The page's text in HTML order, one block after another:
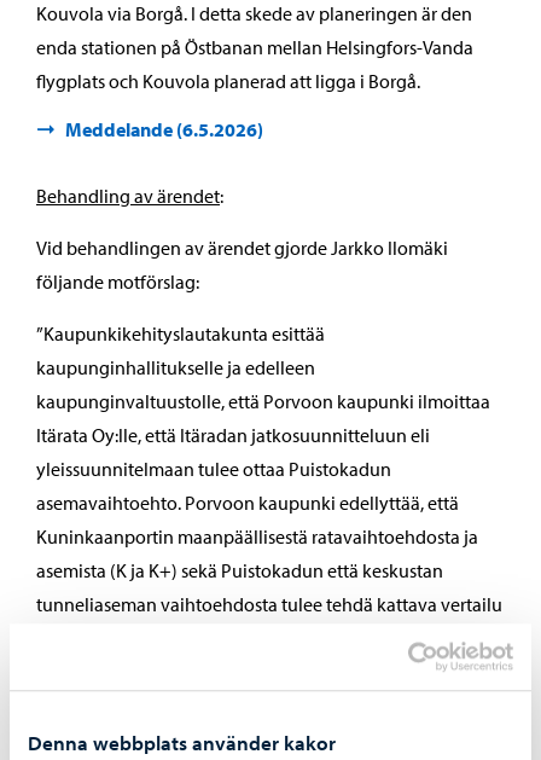
Denna webbplats använder kakor
Kouvola via Borgå. I detta skede av planeringen är den
enda stationen på Östbanan mellan Helsingfors-Vanda
flygplats och Kouvola planerad att ligga i Borgå.
Meddelande (6.5.2026)
Behandling av ärendet:
Vid behandlingen av ärendet gjorde Jarkko Ilomäki
följande motförslag:
”Kaupunkikehityslautakunta esittää
kaupunginhallitukselle ja edelleen
kaupunginvaltuustolle, että Porvoon kaupunki ilmoittaa
Itärata Oy:lle, että Itäradan jatkosuunnitteluun eli
yleissuunnitelmaan tulee ottaa Puistokadun
asemavaihtoehto. Porvoon kaupunki edellyttää, että
Kuninkaanportin maanpäällisestä ratavaihtoehdosta ja
asemista (K ja K+) sekä Puistokadun että keskustan
tunneliaseman vaihtoehdosta tulee tehdä kattava vertailu
ja vaikutusten arviointi yleissuunnitelman laatimisen
yhteydessä. Porvoon kaupunkia on kuultava ennen kuin
tehdään. Puistokadun asema on valinta, joka yhdistää